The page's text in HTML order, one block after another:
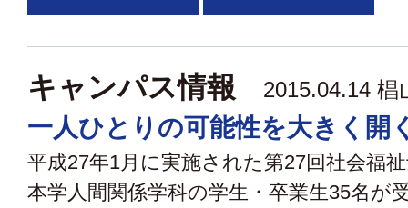
キャンパス情報 2015.04.14 椙
一人ひとりの可能性を大きく開
平成27年1月に実施された第27回社会福
本学人間関係学科の学生・卒業生35名が